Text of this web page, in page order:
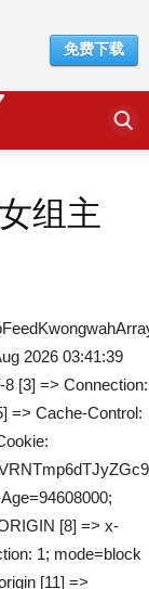
组主
2026 03:41:39
[3] => Connection:
=> Cache-Control:
[8] => x-
1; mode=block
[11] =>
免费下载